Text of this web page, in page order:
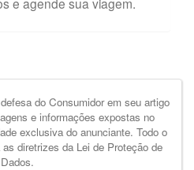
do Consumidor em seu artigo
e informações expostas no
exclusiva do anunciante. Todo o
diretrizes da Lei de Proteção de
Dados.